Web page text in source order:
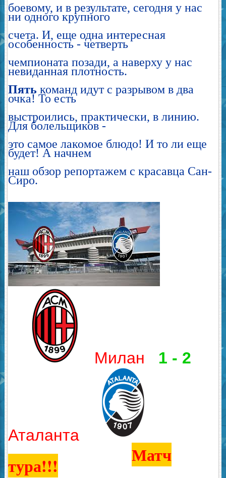
боевому, и в результате, сегодня у нас
ни одного крупного
счета. И, еще одна интересная
особенность - четверть
чемпионата позади, а наверху у нас
невиданная плотность.
Пять команд идут с разрывом в два
очка! То есть
выстроились, практически, в линию.
Для болельщиков -
это самое лакомое блюдо! И то ли еще
будет! А начнем
наш обзор репортажем с красавца Сан-
Сиро.
Милан 1 - 2
Аталанта
Матч
тура!!!